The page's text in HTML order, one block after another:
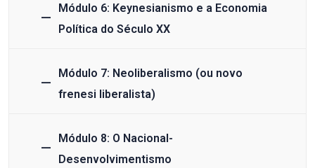
Módulo 6: Keynesianismo e a Economia
Política do Século XX
Módulo 7: Neoliberalismo (ou novo
frenesi liberalista)
Módulo 8: O Nacional-
Desenvolvimentismo